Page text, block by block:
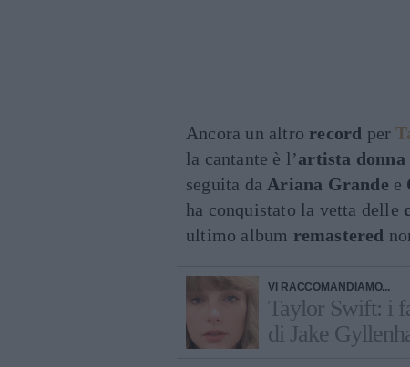
Ancora un altro record per
la cantante è l’artista donna
seguita da Ariana Grande e
ha conquistato la vetta delle
ultimo album remastered
VI RACCOMANDIAMO...
Taylor Swift: i
di Jake